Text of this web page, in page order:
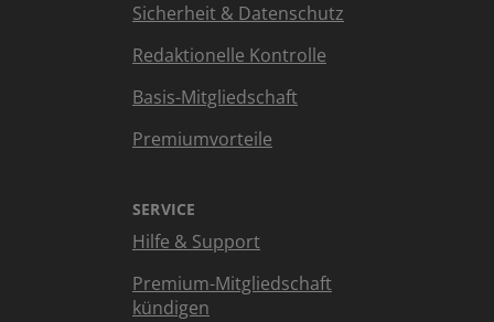
Sicherheit & Datenschutz
Redaktionelle Kontrolle
Basis-Mitgliedschaft
Premiumvorteile
SERVICE
Hilfe & Support
Premium-Mitgliedschaft
kündigen